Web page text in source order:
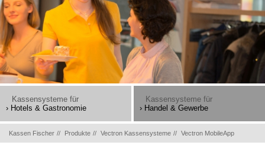
Kassensysteme für
› Hotels & Gastronomie
Kassensysteme für
› Handel & Gewerbe
Kassen Fischer Produkte Vectron Kassensysteme Vectron MobileApp